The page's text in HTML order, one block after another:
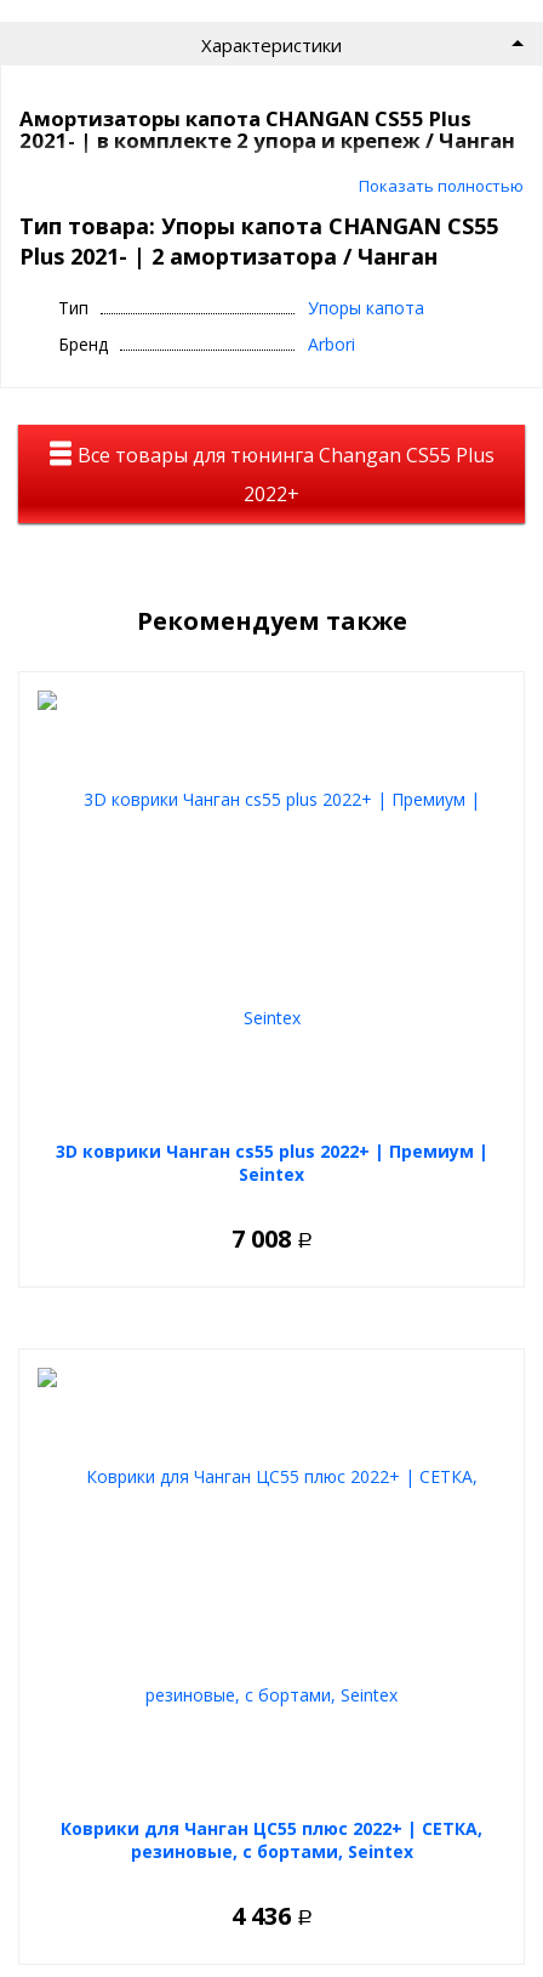
Характеристики
Амортизаторы капота CHANGAN CS55 Plus
2021- | в комплекте 2 упора и крепеж / Чанган
Газовые упоры капота позволяют легко открыть капот одним
движением руки и автоматически зафиксировать его в
верхнем положении.
- Cвободные руки - автоматический подъем и фиксация капота
- Легкая и быстрая установка - установка без сверления и спец.
инструментов за 15 минут.
разработке для каждого автомобиля.
- Надежная и долговечная работа - более 15 000 циклов при
капота для CHANGAN CS55 Plus 2021- устойчивыми к агрессивной
внешней среде.
Показать полностью
Тип товара: Упоры капота CHANGAN CS55
Plus 2021- | 2 амортизатора / Чанган
Тип
Упоры капота
Бренд
Arbori
Все товары для тюнинга Changan CS55 Plus
2022+
Рекомендуем также
3D коврики Чанган cs55 plus 2022+ | Премиум |
Seintex
7 008 Р
Коврики для Чанган ЦС55 плюс 2022+ | СЕТКА,
резиновые, с бортами, Seintex
4 436 Р